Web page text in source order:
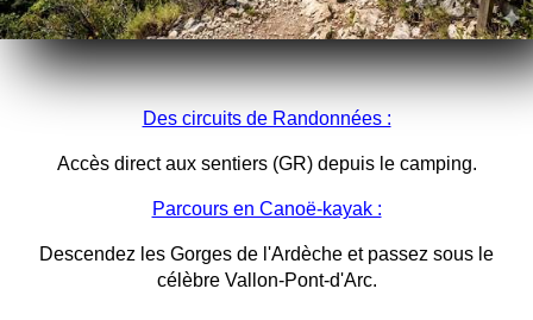
Des circuits de Randonnées :
Accès direct aux sentiers (GR) depuis le camping.
Parcours en Canoë-kayak :
Descendez les Gorges de l'Ardèche et passez sous le
célèbre Vallon-Pont-d'Arc.